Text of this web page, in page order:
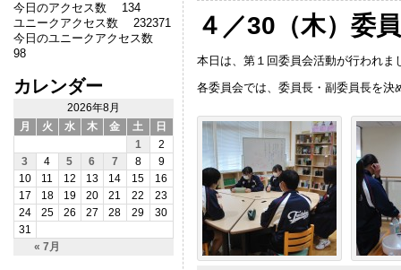
今日のアクセス数 134
ユニークアクセス数 232371
今日のユニークアクセス数
98
カレンダー
2026年8月
月
火 水 木 金 土 日
« 7月
1
2
3
4 5 6 7 8
9
10
11 12 13 14 15
16
17
18 19 20 21 22
23
24
25 26 27 28 29
30
31
４／30（木）委
本日は、第１回委員会活動が行われま
各委員会では、委員長・副委員長を決